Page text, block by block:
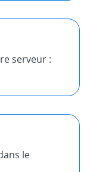
serveur :
le